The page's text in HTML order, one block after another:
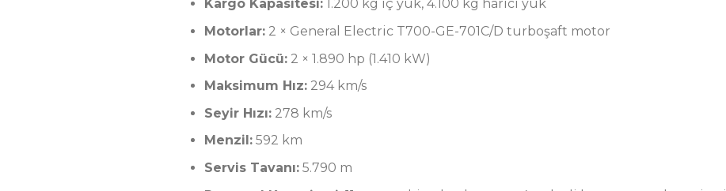
Kargo Kapasitesi:1.200 kg iç yük, 4.100 kg harici yük
Motorlar:2 × General Electric T700-GE-701C/D turboşaft motor
Motor Gücü:2 × 1.890 hp (1.410 kW)
Maksimum Hız:294 km/s
Seyir Hızı:278 km/s
Menzil:592 km
Servis Tavanı:5.790 m